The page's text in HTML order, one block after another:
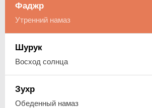
Фаджр
Утренний намаз
Шурук
Восход солнца
Зухр
Обеденный намаз